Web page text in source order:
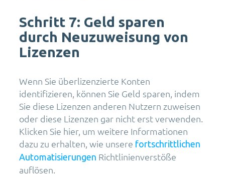
Schritt 7: Geld sparen
durch Neuzuweisung von
Lizenzen
Wenn Sie überlizenzierte Konten
identifizieren, können Sie Geld sparen, indem
Sie diese Lizenzen anderen Nutzern zuweisen
oder diese Lizenzen gar nicht erst verwenden.
Klicken Sie hier, um weitere Informationen
dazu zu erhalten, wie unsere fortschrittlichen
Automatisierungen Richtlinienverstöße
auflösen.